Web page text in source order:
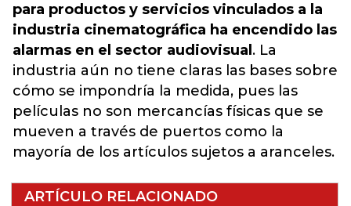
para productos y servicios vinculados a la
industria cinematográfica ha encendido las
alarmas en el sector audiovisual . La
industria aún no tiene claras las bases sobre
cómo se impondría la medida, pues las
películas no son mercancías físicas que se
mueven a través de puertos como la
mayoría de los artículos sujetos a aranceles.
ARTÍCULO RELACIONADO